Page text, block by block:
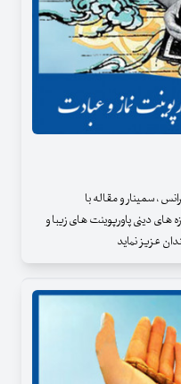
، سمینار و مقاله با
های دینی پاورپوینت های زیبا و
عزیز نماید